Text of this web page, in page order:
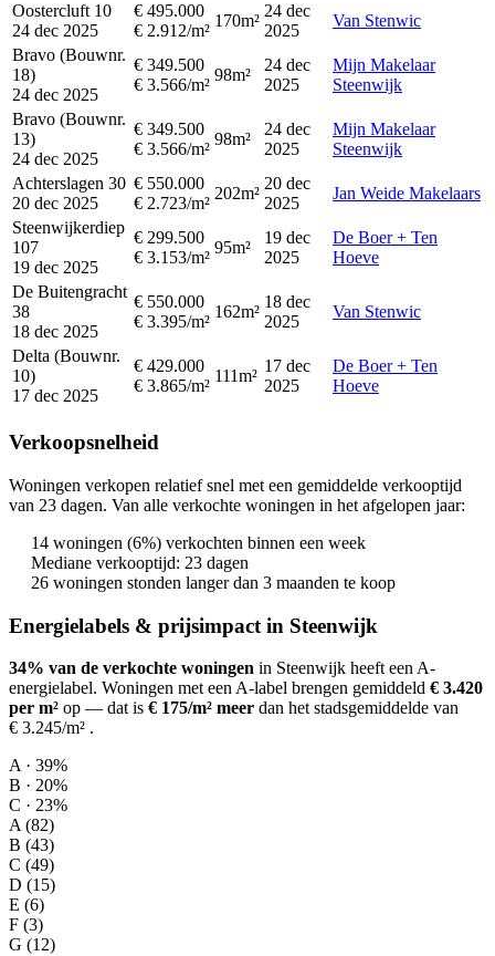
Oostercluft 10
24 dec 2025
€ 495.000
€ 2.912/m²
170m²
24 dec
2025
Van Stenwic
Bravo (Bouwnr.
18)
24 dec 2025
€ 349.500
€ 3.566/m²
98m²
24 dec
2025
Mijn Makelaar
Steenwijk
Bravo (Bouwnr.
13)
24 dec 2025
€ 349.500
€ 3.566/m²
98m²
24 dec
2025
Mijn Makelaar
Steenwijk
Achterslagen 30
20 dec 2025
€ 550.000
€ 2.723/m²
202m²
20 dec
2025
Jan Weide Makelaars
Steenwijkerdiep
107
19 dec 2025
€ 299.500
€ 3.153/m²
95m²
19 dec
2025
De Boer + Ten
Hoeve
De Buitengracht
38
18 dec 2025
€ 550.000
€ 3.395/m²
162m²
18 dec
2025
Van Stenwic
Delta (Bouwnr.
10)
17 dec 2025
€ 429.000
€ 3.865/m²
111m²
17 dec
2025
De Boer + Ten
Hoeve
Verkoopsnelheid
Woningen verkopen relatief snel met een gemiddelde verkooptijd
van 23 dagen. Van alle verkochte woningen in het afgelopen jaar:
14 woningen (6%) verkochten binnen een week
Mediane verkooptijd: 23 dagen
26 woningen stonden langer dan 3 maanden te koop
Energielabels & prijsimpact in Steenwijk
34% van de verkochte woningen in Steenwijk heeft een A-
energielabel. Woningen met een A-label brengen gemiddeld € 3.420
per m² op — dat is € 175/m² meer dan het stadsgemiddelde van
€ 3.245/m² .
A · 39%
B · 20%
C · 23%
A (82)
B (43)
C (49)
D (15)
E (6)
F (3)
G (12)